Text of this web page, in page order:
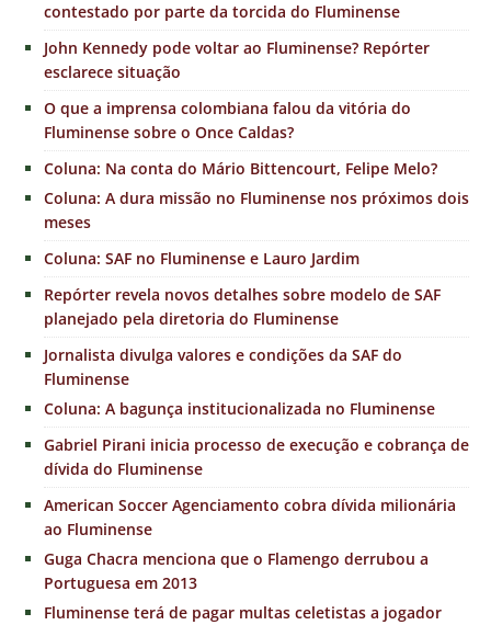
contestado por parte da torcida do Fluminense
John Kennedy pode voltar ao Fluminense? Repórter
esclarece situação
O que a imprensa colombiana falou da vitória do
Fluminense sobre o Once Caldas?
Coluna: Na conta do Mário Bittencourt, Felipe Melo?
Coluna: A dura missão no Fluminense nos próximos dois
meses
Coluna: SAF no Fluminense e Lauro Jardim
Repórter revela novos detalhes sobre modelo de SAF
planejado pela diretoria do Fluminense
Jornalista divulga valores e condições da SAF do
Fluminense
Coluna: A bagunça institucionalizada no Fluminense
Gabriel Pirani inicia processo de execução e cobrança de
dívida do Fluminense
American Soccer Agenciamento cobra dívida milionária
ao Fluminense
Guga Chacra menciona que o Flamengo derrubou a
Portuguesa em 2013
Fluminense terá de pagar multas celetistas a jogador